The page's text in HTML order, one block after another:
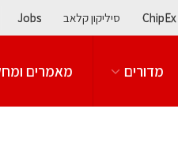
ChipEx סיליקון קלאב Jobs
מדורים מאמרים